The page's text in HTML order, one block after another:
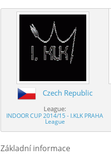
Czech Republic
League:
INDOOR CUP 2014/15 - I.KLK PRAHA
League
Základní informace